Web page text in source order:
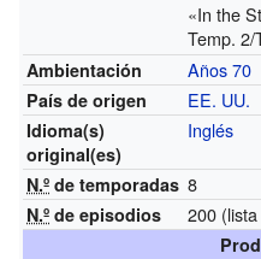
«In the
Temp. 2/
Ambientación Años 70
País de origen EE. UU.
Idioma(s)
original(es)
Inglés
N.º de temporadas 8
N.º de episodios 200